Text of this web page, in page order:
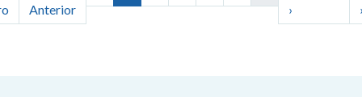
Anterior
›